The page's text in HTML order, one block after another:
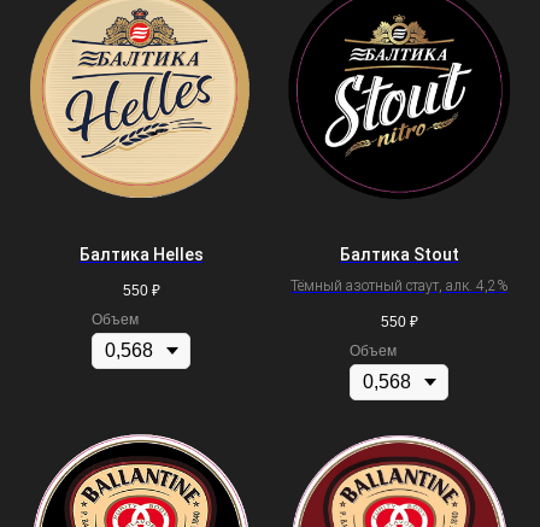
Балтика Helles
550 ₽
Объем
Балтика Stout
Тёмный азотный стаут, алк. 4,2%
550 ₽
Объем